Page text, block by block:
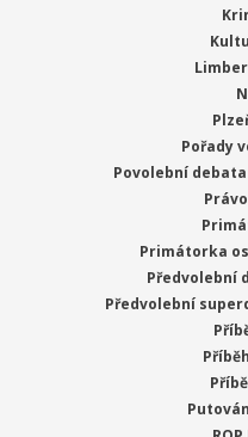
Pořady
Povolební
Primátorka
Předvolební
Předvolební